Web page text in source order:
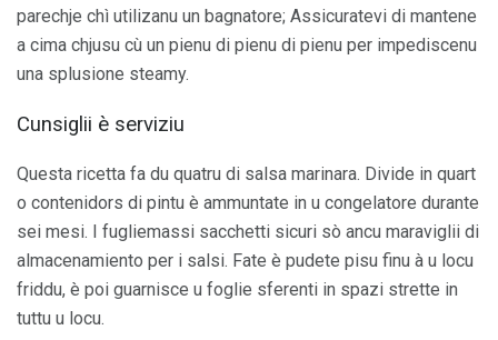
parechje chì utilizanu un bagnatore; Assicuratevi di mantene
a cima chjusu cù un pienu di pienu di pienu per impediscenu
una splusione steamy.
Cunsiglii è serviziu
Questa ricetta fa du quatru di salsa marinara. Divide in quart
o contenidors di pintu è ammuntate in u congelatore durante
sei mesi. I fugliemassi sacchetti sicuri sò ancu maraviglii di
almacenamiento per i salsi. Fate è pudete pisu finu à u locu
friddu, è poi guarnisce u foglie sferenti in spazi strette in
tuttu u locu.